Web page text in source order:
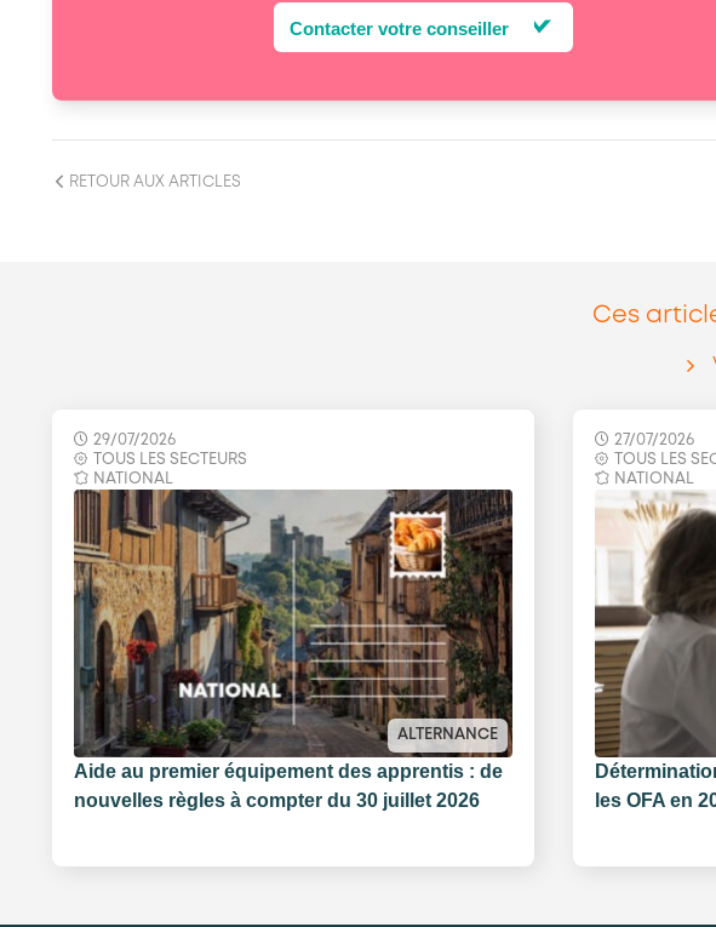
Contacter votre conseiller
RETOUR AUX ARTICLES
Ces
29/07/2026
TOUS LES SECTEURS
NATIONAL
ALTERNANCE
Aide au premier équipement des apprentis : de
nouvelles règles à compter du 30 juillet 2026
27/07/2026
TOUS LES
NATIONAL
les OFA en